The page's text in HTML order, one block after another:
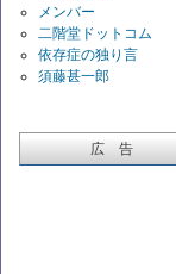
メンバー
二階堂ドットコム
依存症の独り言
須藤甚一郎
広 告